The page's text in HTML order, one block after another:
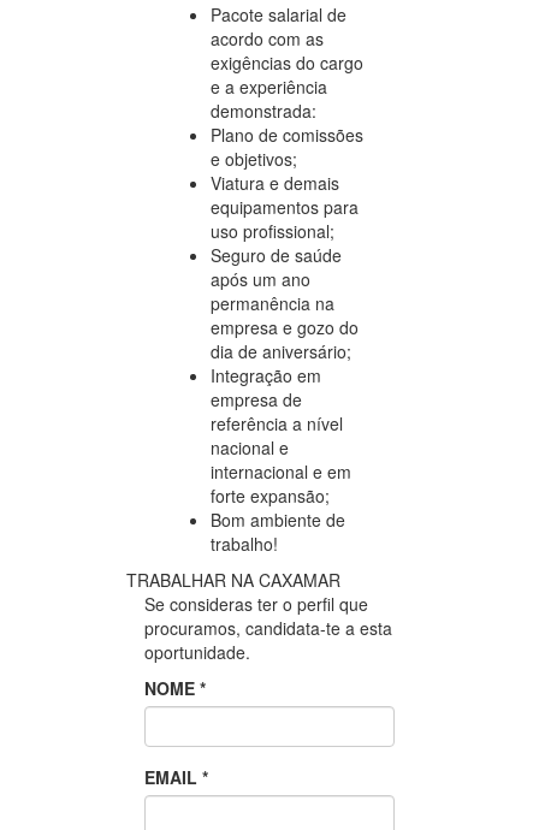
Pacote salarial de
acordo com as
exigências do cargo
e a experiência
demonstrada:
Plano de comissões
e objetivos;
Viatura e demais
equipamentos para
uso profissional;
Seguro de saúde
após um ano
permanência na
empresa e gozo do
dia de aniversário;
Integração em
empresa de
referência a nível
nacional e
internacional e em
forte expansão;
Bom ambiente de
trabalho!
TRABALHAR NA CAXAMAR
Se consideras ter o perfil que
procuramos, candidata-te a esta
oportunidade.
NOME *
EMAIL *